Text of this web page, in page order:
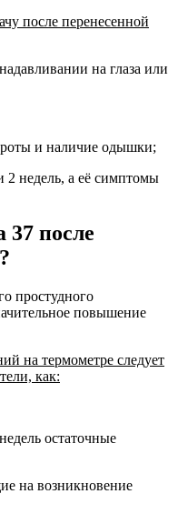
после перенесенной
на глаза или
и наличие одышки;
2 недель, а её симптомы
37 после
простудного
повышение
на термометре следует
как:
остаточные
на возникновение